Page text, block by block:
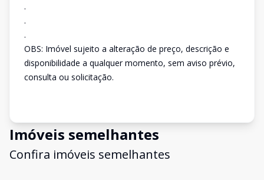
.
.
.
OBS: Imóvel sujeito a alteração de preço, descrição e
disponibilidade a qualquer momento, sem aviso prévio,
consulta ou solicitação.
Imóveis semelhantes
Confira imóveis semelhantes